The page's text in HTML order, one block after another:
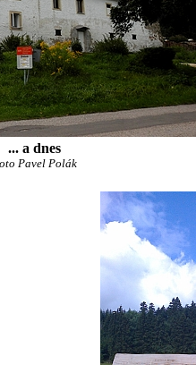
... a dnes
Pavel Polák